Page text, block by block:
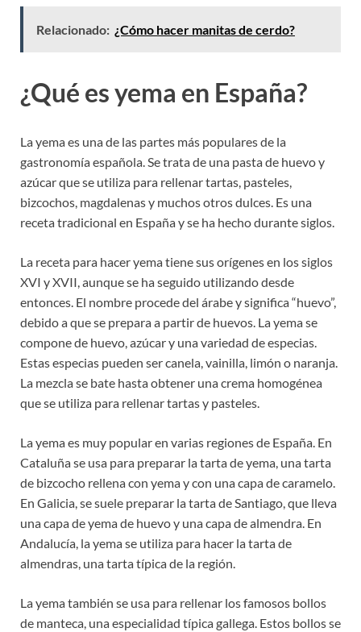
Relacionado: ¿Cómo hacer manitas de cerdo?
¿Qué es yema en España?
La yema es una de las partes más populares de la
gastronomía española. Se trata de una pasta de huevo y
azúcar que se utiliza para rellenar tartas, pasteles,
bizcochos, magdalenas y muchos otros dulces. Es una
receta tradicional en España y se ha hecho durante siglos.
La receta para hacer yema tiene sus orígenes en los siglos
XVI y XVII, aunque se ha seguido utilizando desde
entonces. El nombre procede del árabe y significa “huevo”,
debido a que se prepara a partir de huevos. La yema se
compone de huevo, azúcar y una variedad de especias.
Estas especias pueden ser canela, vainilla, limón o naranja.
La mezcla se bate hasta obtener una crema homogénea
que se utiliza para rellenar tartas y pasteles.
La yema es muy popular en varias regiones de España. En
Cataluña se usa para preparar la tarta de yema, una tarta
de bizcocho rellena con yema y con una capa de caramelo.
En Galicia, se suele preparar la tarta de Santiago, que lleva
una capa de yema de huevo y una capa de almendra. En
Andalucía, la yema se utiliza para hacer la tarta de
almendras, una tarta típica de la región.
La yema también se usa para rellenar los famosos bollos
de manteca, una especialidad típica gallega. Estos bollos se